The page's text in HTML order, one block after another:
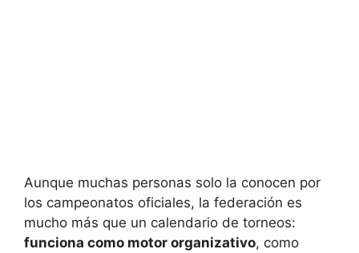
Aunque muchas personas solo la conocen por
los campeonatos oficiales, la federación es
mucho más que un calendario de torneos:
funciona como motor organizativo, como